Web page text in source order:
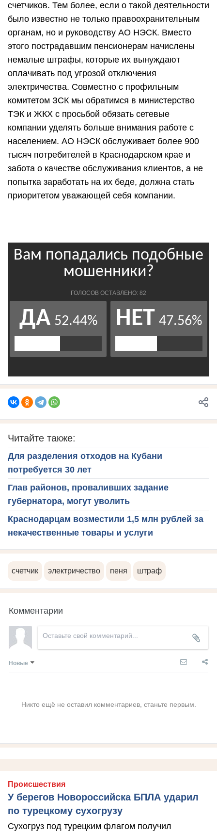
счетчиков. Тем более, если о такой деятельности
было известно не только правоохранительным
органам, но и руководству АО НЭСК. Вместо
этого пострадавшим пенсионерам начислены
немалые штрафы, которые их вынуждают
оплачивать под угрозой отключения
электричества. Совместно с профильным
комитетом ЗСК мы обратимся в министерство
ТЭК и ЖКХ с просьбой обязать сетевые
компании уделять больше внимания работе с
населением. АО НЭСК обслуживает более 900
тысяч потребителей в Краснодарском крае и
забота о качестве обслуживания клиентов, а не
попытка заработать на их беде, должна стать
приоритетом уважающей себя компании.
Читайте также:
Для разделения отходов на Кубани
потребуется 30 лет
Глав районов, проваливших задание
губернатора, могут уволить
Краснодарцам возместили 1,5 млн рублей за
некачественные товары и услуги
счетчик электричество пеня штраф
Комментарии
Новые
Никто ещё не оставил комментариев, станьте первым.
Происшествия
У берегов Новороссийска БПЛА ударил
по турецкому сухогрузу
Сухогруз под турецким флагом получил